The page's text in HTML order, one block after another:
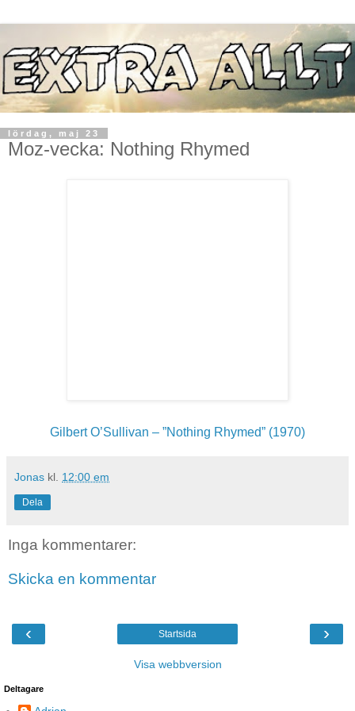
lördag, maj 23
Moz-vecka: Nothing Rhymed
Gilbert O’Sullivan – ”Nothing Rhymed” (1970)
Jonas kl. 12:00 em
Dela
Inga kommentarer:
Skicka en kommentar
‹ ›
Startsida
Visa webbversion
Deltagare